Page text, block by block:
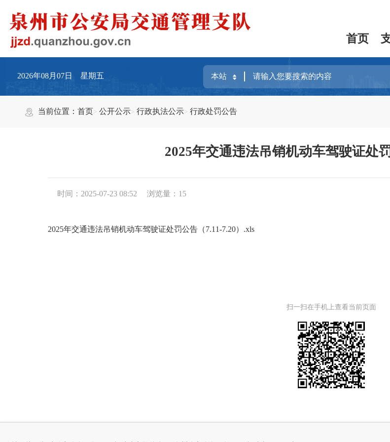
首页
2026年08月07日 星期五
当前位置：首页 公开公示 行政执法公示 行政处罚公告
2025年交通违法吊销机动车驾驶证处
时间：2025-07-23 08:52 浏览量： 15
2025年交通违法吊销机动车驾驶证处罚公告（7.11-7.20）.xls
扫一扫在手机上查看当前页面